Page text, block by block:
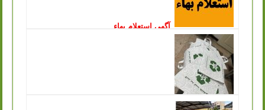
آگهی استعلام بهاء
انتشار: چهارشنبه, 15 آذر 1402
سازمان مدیریت پسماند شهرداری ورامین درنظردارد جهت جمع
آوری و زنده گیری سگ های بلاصاحب سطح شهر نسبت به
انعقاد قرارداد با پیمانکار واجد...